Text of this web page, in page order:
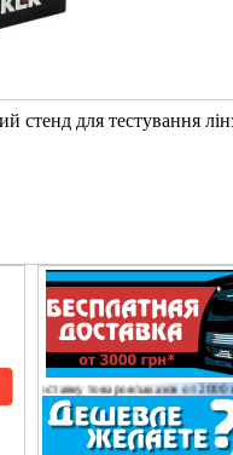
стенд для тестування
от 2000 грн оплачиваемтолько на